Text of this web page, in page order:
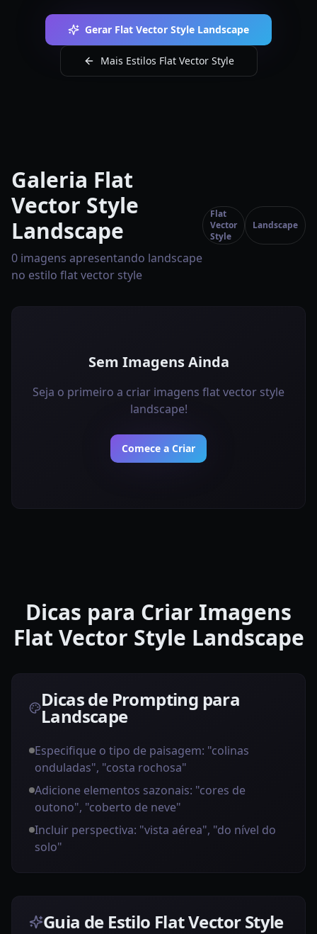
Gerar Flat Vector Style Landscape
Mais Estilos Flat Vector Style
Galeria Flat
Vector Style
Landscape
0 imagens apresentando landscape
no estilo flat vector style
Flat
Vector
Style
Landscape
Sem Imagens Ainda
Seja o primeiro a criar imagens flat vector style
landscape!
Comece a Criar
Dicas para Criar Imagens
Flat Vector Style Landscape
Dicas de Prompting para
Landscape
Especifique o tipo de paisagem: "colinas
onduladas", "costa rochosa"
Adicione elementos sazonais: "cores de
outono", "coberto de neve"
Incluir perspectiva: "vista aérea", "do nível do
solo"
Guia de Estilo Flat Vector Style